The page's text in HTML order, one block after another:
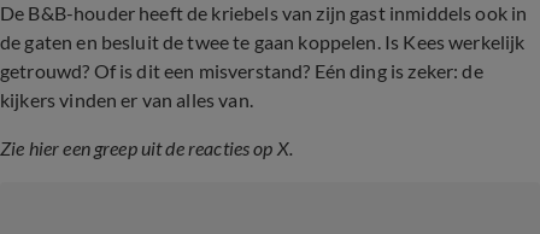
De B&B-houder heeft de kriebels van zijn gast inmiddels ook in
de gaten en besluit de twee te gaan koppelen. Is Kees werkelijk
getrouwd? Of is dit een misverstand? Eén ding is zeker: de
kijkers vinden er van alles van.
Zie hier een greep uit de reacties op X.